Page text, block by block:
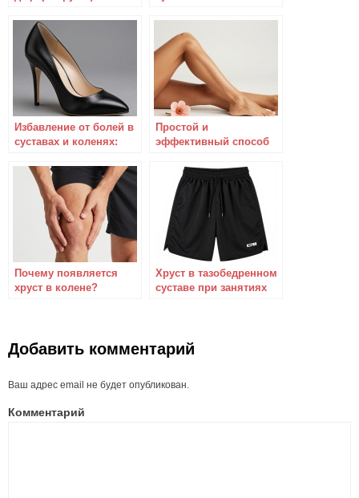
людей
Избавление от болей в
суставах и коленях:
недорогое средство
Простой и
эффективный способ
ощущений в коленях –
пользуйтесь на
здоровье!
Почему появляется
хруст в колене?
Хруст в тазобедренном
суставе при занятиях
Добавить комментарий
Ваш адрес email не будет опубликован.
Комментарий